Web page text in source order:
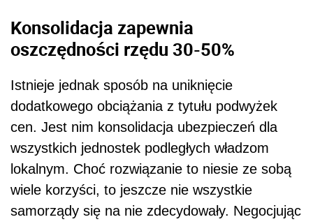
Konsolidacja zapewnia
oszczędności rzędu 30-50%
Istnieje jednak sposób na uniknięcie
dodatkowego obciążania z tytułu podwyżek
cen. Jest nim konsolidacja ubezpieczeń dla
wszystkich jednostek podległych władzom
lokalnym. Choć rozwiązanie to niesie ze sobą
wiele korzyści, to jeszcze nie wszystkie
samorządy się na nie zdecydowały. Negocjując